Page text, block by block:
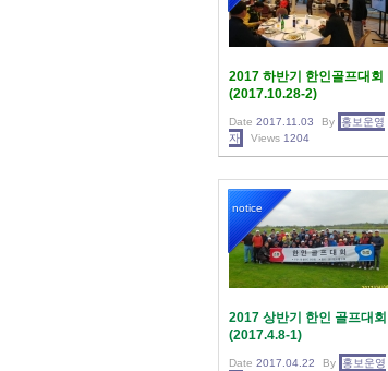
2017 하반기 한인골프대회
(2017.10.28-2)
Date 2017.11.03 By
홍보운영
자
Views 1204
notice
2017 상반기 한인 골프대회
(2017.4.8-1)
Date 2017.04.22 By
홍보운영